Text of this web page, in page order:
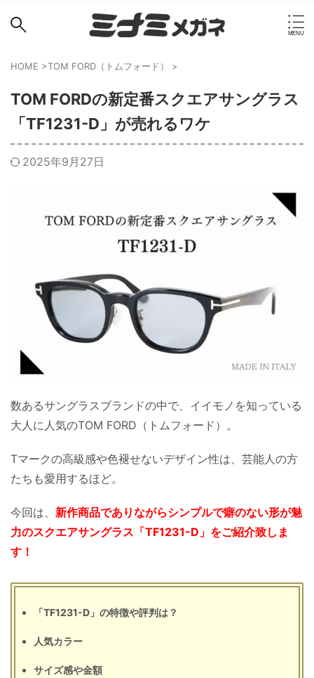
HOME >TOM FORD（トムフォード） >
TOM FORDの新定番スクエアサングラス
「TF1231-D」が売れるワケ
2025年9月27日
数あるサングラスブランドの中で、イイモノを知っている
大人に人気のTOM FORD（トムフォード）。
Tマークの高級感や色褪せないデザイン性は、芸能人の方
たちも愛用するほど。
今回は、 新作商品でありながらシンプルで癖のない形が魅
力のスクエアサングラス「TF1231-D」をご紹介致しま
す！
「TF1231-D」の特徴や評判は？
人気カラー
サイズ感や金額